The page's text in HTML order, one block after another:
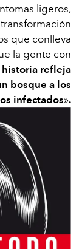
ligeros,
que conlleva
la gente con
historia refleja
bosque a los
infectados».